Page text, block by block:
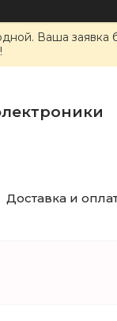
Ваша
Доставка и